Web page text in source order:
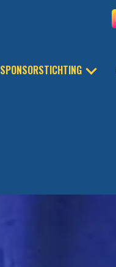
SPONSORSTICHTING